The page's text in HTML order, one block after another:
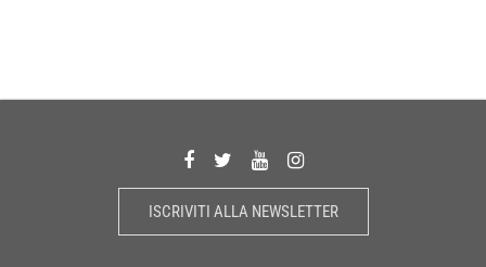
ISCRIVITI ALLA NEWSLETTER